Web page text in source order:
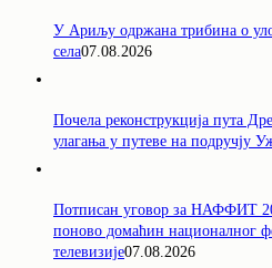
У Ариљу одржана трибина о
села07.08.2026
Почела реконструкција пута
улагања у путеве на подручју
Потписан уговор за НАФФИТ
поново домаћин националног
телевизије07.08.2026